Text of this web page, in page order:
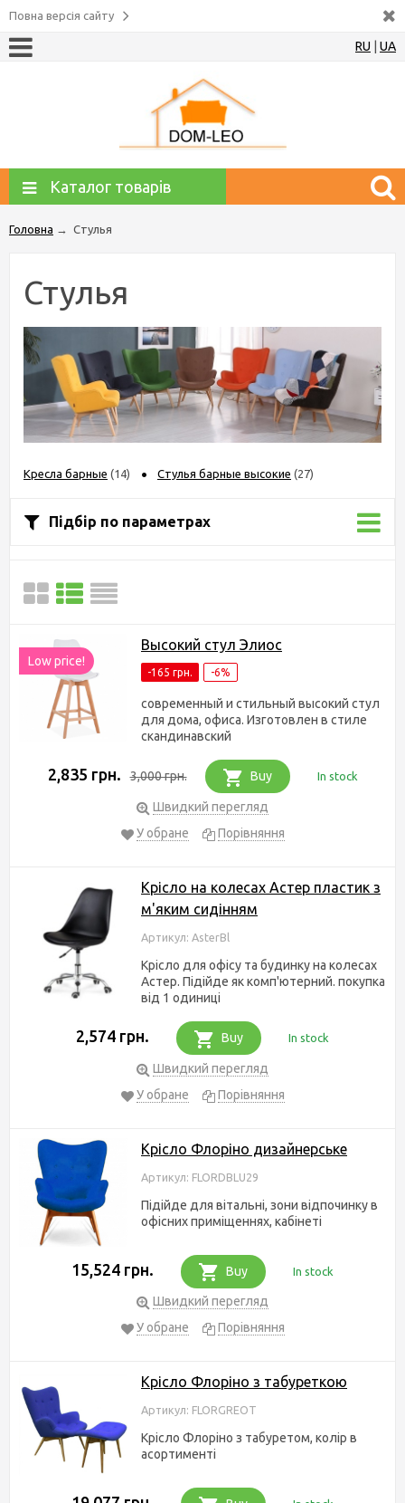
Повна версія сайту
RU UA
Каталог товарів
Головна → Стулья
Стулья
Кресла барные (14) Стулья барные высокие (27)
Підбір по параметрах
Low price!
Высокий стул Элиос
-165 грн. -6%
современный и стильный высокий стул
для дома, офиса. Изготовлен в стиле
скандинавский
2,835 грн. 3,000 грн. Buy In stock
Швидкий перегляд
У обране
Порівняння
Крісло на колесах Астер пластик з
м'яким сидінням
Артикул: AsterBl
Крісло для офісу та будинку на колесах
Астер. Підійде як комп'ютерний. покупка
від 1 одиниці
2,574 грн. Buy In stock
Швидкий перегляд
У обране
Порівняння
Крісло Флоріно дизайнерське
Артикул: FLORDBLU29
Підійде для вітальні, зони відпочинку в
офісних приміщеннях, кабінеті
15,524 грн. Buy In stock
Швидкий перегляд
У обране
Порівняння
Крісло Флоріно з табуреткою
Артикул: FLORGREOT
Крісло Флоріно з табуретом, колір в
асортименті